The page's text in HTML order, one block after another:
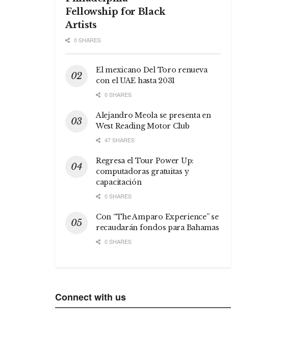
Fellowship for Black
Artists
0 SHARES
El mexicano Del Toro renueva
con el UAE hasta 2031
0 SHARES
Alejandro Meola se presenta en
West Reading Motor Club
47 SHARES
Regresa el Tour Power Up:
computadoras gratuitas y
capacitación
0 SHARES
Con “The Amparo Experience” se
recaudarán fondos para Bahamas
0 SHARES
Connect with us